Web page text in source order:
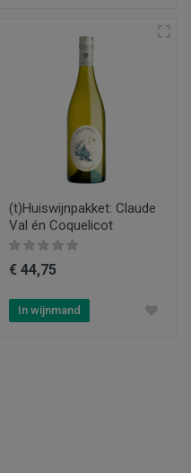
(t)Huiswijnpakket: Claude
Val én Coquelicot
€ 44,75
In wijnmand